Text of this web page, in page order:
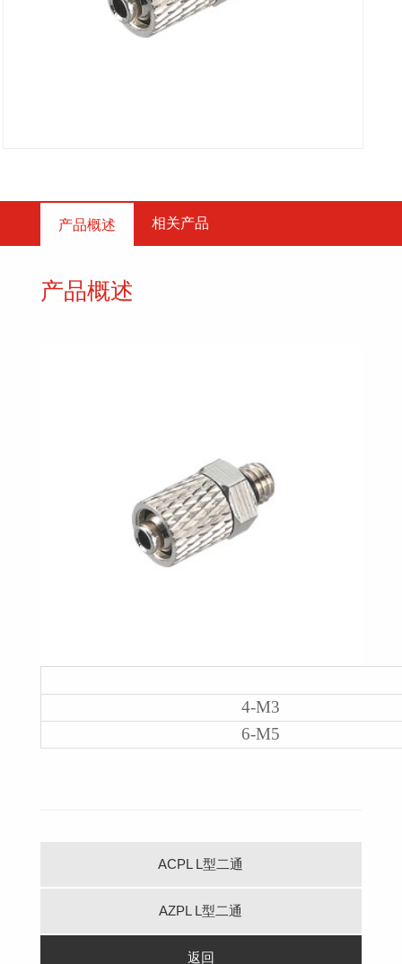
产品概述 相关产品
产品概述
4-M3
6-M5
ACPL L型二通
AZPL L型二通
返回